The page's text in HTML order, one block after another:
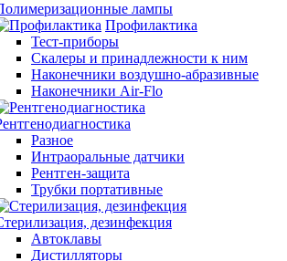
лампы
Профилактика
Тест-приборы
Скалеры и принадлежности к ним
Наконечники воздушно-абразивные
Наконечники Air-Flo
Разное
Интраоральные датчики
Рентген-защита
Трубки портативные
дезинфекция
Автоклавы
Дистилляторы